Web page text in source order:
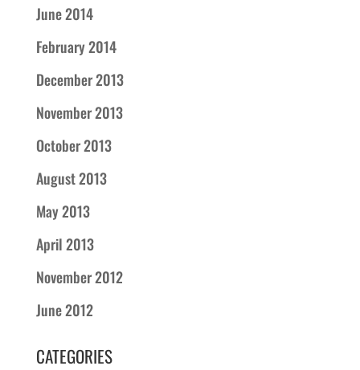
June 2014
February 2014
December 2013
November 2013
October 2013
August 2013
May 2013
April 2013
November 2012
June 2012
CATEGORIES